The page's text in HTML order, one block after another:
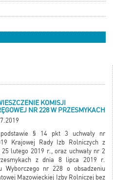
KOMISJI
NR 228 W PRZESMYKACH
§ 14 pkt 3 uchwały nr
Krajowej Rady Izb Rolniczych z
25 lutego 2019 r., oraz uchwały nr 2
z dnia 8 lipca 2019 r.
Wyborczego nr 228 o obsadzeniu
Mazowieckiej Izby Rolniczej bez